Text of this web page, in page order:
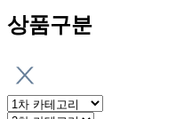
상품구분